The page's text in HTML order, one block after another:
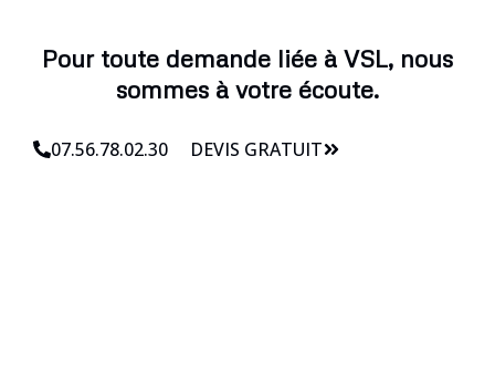
Pour toute demande liée à VSL, nous
sommes à votre écoute.
07.56.78.02.30 DEVIS GRATUIT